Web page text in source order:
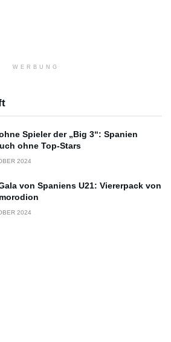
WERBUNG
Spieler der „Big 3“: Spanien
ohne Top-Stars
2024
von Spaniens U21: Viererpack von
2024